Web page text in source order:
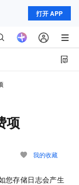
打开 APP
项
我的收藏
您存储日志会产生